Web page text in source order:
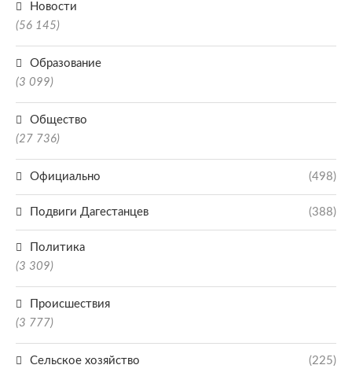
Новости
(56 145)
Образование
(3 099)
Общество
(27 736)
Официально (498)
Подвиги Дагестанцев (388)
Политика
(3 309)
Происшествия
(3 777)
Сельское хозяйство (225)